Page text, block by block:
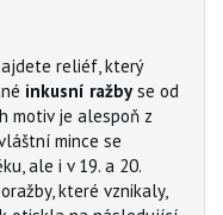
reliéf, který
inkusní ražbyse od
motiv je alespoň z
mince se
ale i v 19. a 20.
které vznikaly,